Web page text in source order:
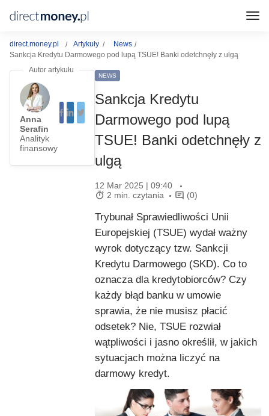
direct.money.pl Artykuły
News
Sankcja Kredytu Darmowego pod lupą TSUE! Banki odetchnęły z ulgą
Anna
Serafin
Analityk
finansowy
NEWS
Sankcja Kredytu
Darmowego pod lupą
TSUE! Banki odetchnęły z
ulgą
12 Mar 2025 | 09:40
2 min. czytania
(0)
Trybunał Sprawiedliwości Unii
Europejskiej (TSUE) wydał ważny
wyrok dotyczący tzw. Sankcji
Kredytu Darmowego (SKD). Co to
oznacza dla kredytobiorców? Czy
każdy błąd banku w umowie
sprawia, że nie musisz płacić
odsetek? Nie, TSUE rozwiał
wątpliwości i jasno określił, w jakich
sytuacjach można liczyć na
darmowy kredyt.